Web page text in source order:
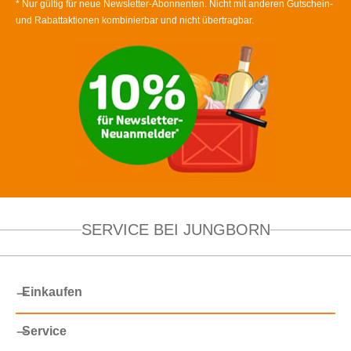
* Nur gültig für neue Newsletter-Abonnenten. Nicht mit anderen Gutschein-
und Rabattaktionen kombinierbar und nicht übertragbar.
SERVICE BEI JUNGBORN
Einkaufen
Service